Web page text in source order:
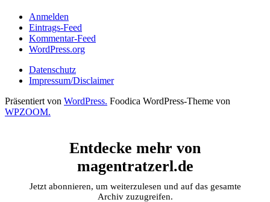
Anmelden
Eintrags-Feed
Kommentar-Feed
WordPress.org
Datenschutz
Impressum/Disclaimer
Präsentiert von WordPress. Foodica WordPress-Theme von
WPZOOM.
Entdecke mehr von
magentratzerl.de
Jetzt abonnieren, um weiterzulesen und auf das gesamte
Archiv zuzugreifen.